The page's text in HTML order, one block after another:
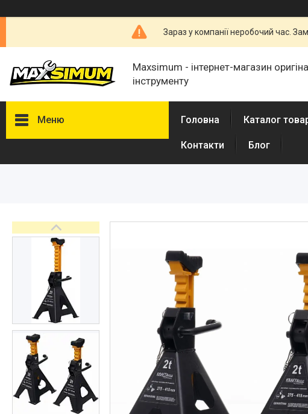
Зараз у компанії неробочий час.
Maxsimum - інтернет-магазин
інструменту
Меню Головна Каталог
Контакти Блог